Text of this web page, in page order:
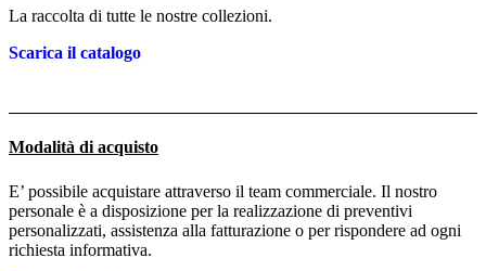
La raccolta di tutte le nostre collezioni.
Scarica il catalogo
Modalità di acquisto
E’ possibile acquistare attraverso il team commerciale. Il nostro
personale è a disposizione per la realizzazione di preventivi
personalizzati, assistenza alla fatturazione o per rispondere ad ogni
richiesta informativa.